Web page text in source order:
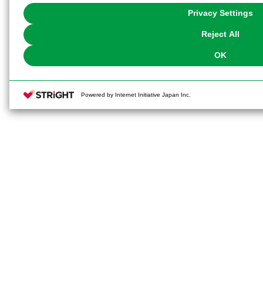
You can change your consent or rejection settings at any time via
Privacy Settings
Reject All
OK
Powered by Internet Initiative Japan Inc.